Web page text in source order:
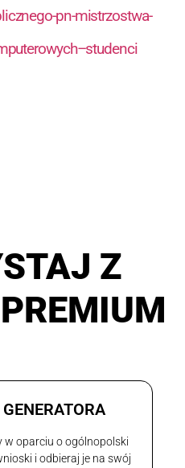
pn-mistrzostwa-
Z
w oparciu o ogólnopolski
i odbieraj je na swój